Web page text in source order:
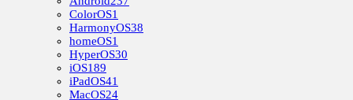
ColorOS1
HarmonyOS38
homeOS1
HyperOS30
iOS189
iPadOS41
MacOS24